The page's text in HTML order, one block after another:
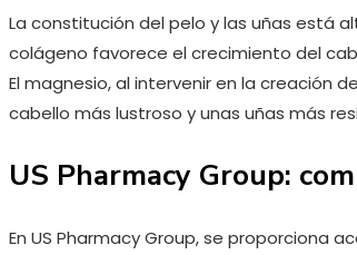
La constitución del pelo y las uñas está
colágeno favorece el crecimiento del
El magnesio, al intervenir en la creación
cabello más lustroso y unas uñas más
US Pharmacy Group:
En US Pharmacy Group, se proporciona